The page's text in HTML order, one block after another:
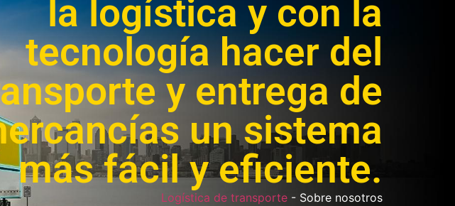
la logística y con la
tecnología hacer del
y entrega de
un sistema
más fácil y eficiente.
Logística de transporte - Sobre nosotros